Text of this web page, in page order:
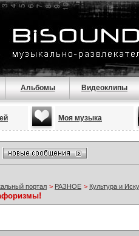
Альбомы Видеоклипы
Моя музыка
портал > РАЗНОЕ > Культура и